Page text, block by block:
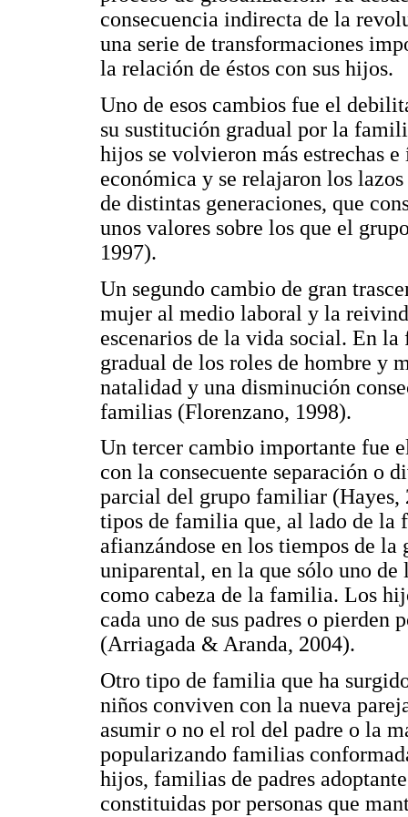
consecuencia indirecta de la
una serie de transformaciones
la relación de éstos con sus hijos.
Uno de esos cambios fue el
su sustitución gradual por la
hijos se volvieron más estrechas
económica y se relajaron los
de distintas generaciones, que
unos valores sobre los que el
1997).
Un segundo cambio de gran
mujer al medio laboral y la
escenarios de la vida social. En
gradual de los roles de hombre y
natalidad y una disminución
familias (Florenzano, 1998).
Un tercer cambio importante fue
con la consecuente separación o
parcial del grupo familiar (Hayes,
tipos de familia que, al lado de
afianzándose en los tiempos de
uniparental, en la que sólo uno de
como cabeza de la familia. Los
cada uno de sus padres o
(Arriagada & Aranda, 2004).
Otro tipo de familia que ha
niños conviven con la nueva
asumir o no el rol del padre o la
popularizando familias
hijos, familias de padres
constituidas por personas que